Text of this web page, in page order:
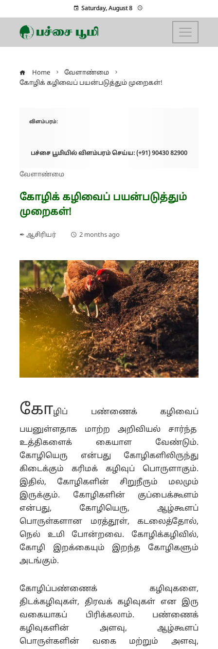
Saturday, August 8
Home
வேளாண்மை
கோழிக் கழிவைப் பயன்படுத்தும் முறைகள்!
விளம்பரம்:
பச்சை பூமியில் விளம்பரம் செய்ய: (+91) 90430 82900
வேளாண்மை
கோழிக் கழிவைப் பயன்படுத்தும்
முறைகள்!
✒ ஆசிரியர் 2 months ago
கோழிப் பண்ணைக் கழிவைப்
பயனுள்ளதாக மாற்ற அறிவியல் சார்ந்த
உத்திகளைக் கையாள வேண்டும்.
கோழியெரு என்பது கோழிகளிலிருந்து
கிடைக்கும் கரிமக் கழிவுப் பொருளாகும்.
இதில், கோழிகளின் சிறுநீரும் மலமும்
இருக்கும். கோழிகளின் குப்பைக்கூளம்
என்பது, கோழியெரு, ஆழ்கூளப்
பொருள்களான மரத்தூள், கடலைத்தோல்,
நெல் உமி போன்றவை. கோழிக்கழிவில்,
கோழி இறக்கையும் இறந்த கோழிகளும்
அடங்கும்.
கோழிப்பண்ணைக் கழிவுகளை,
திடக்கழிவுகள், திரவக் கழிவுகள் என இரு
வகையாகப் பிரிக்கலாம். பண்ணைக்
கழிவுகளின் அளவு, ஆழ்கூளப்
பொருள்களின் வகை மற்றும் அளவு,